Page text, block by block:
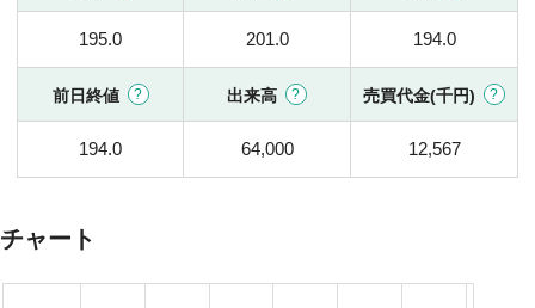
195.0 201.0 194.0
前日終値 出来高 売買代金(千円)
194.0 64,000 12,567
チャート